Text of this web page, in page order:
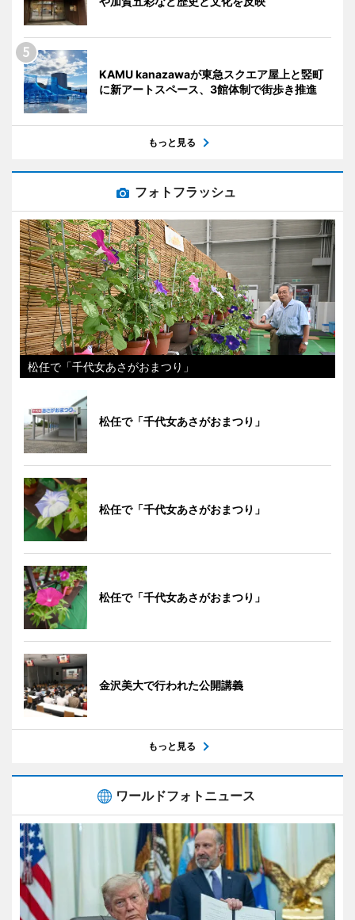
KAMU kanazawaが東急スクエア屋上と竪町
に新アートスペース、3館体制で街歩き推進
もっと見る
フォトフラッシュ
松任で「千代女あさがおまつり」
松任で「千代女あさがおまつり」
松任で「千代女あさがおまつり」
松任で「千代女あさがおまつり」
金沢美大で行われた公開講義
もっと見る
ワールドフォトニュース